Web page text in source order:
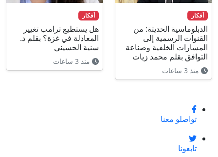
أفكار
الدبلوماسية الحديثة: من
القنوات الرسمية إلى
المسارات الخلفية وصناعة
التوافق بقلم محمد زيات
منذ 3 ساعات
أفكار
هل يستطيع ترامب تغيير
المعادلة في غزة؟ بقلم د.
سنية الحسيني
منذ 3 ساعات
تواصلو معنا
تابعونا